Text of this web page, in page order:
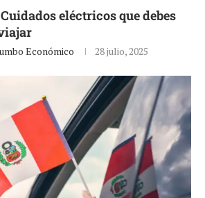
eléctricos que debes
Económico 28 julio, 2025